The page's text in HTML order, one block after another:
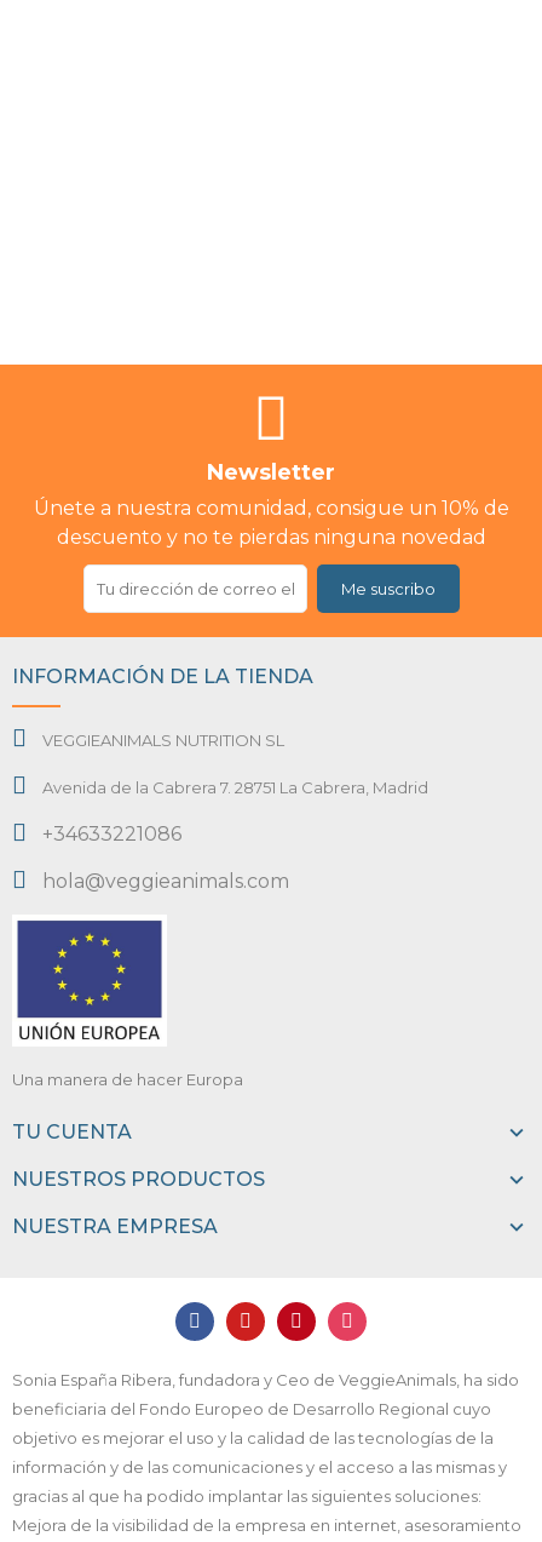
Newsletter
Únete a nuestra comunidad, consigue un 10% de
descuento y no te pierdas ninguna novedad
Me suscribo
INFORMACIÓN DE LA TIENDA
VEGGIEANIMALS NUTRITION SL
Avenida de la Cabrera 7. 28751 La Cabrera, Madrid
+34633221086
hola@veggieanimals.com
Una manera de hacer Europa
TU CUENTA
NUESTROS PRODUCTOS
NUESTRA EMPRESA
Sonia España Ribera, fundadora y Ceo de VeggieAnimals, ha sido
beneficiaria del Fondo Europeo de Desarrollo Regional cuyo
objetivo es mejorar el uso y la calidad de las tecnologías de la
información y de las comunicaciones y el acceso a las mismas y
gracias al que ha podido implantar las siguientes soluciones:
Mejora de la visibilidad de la empresa en internet, asesoramiento